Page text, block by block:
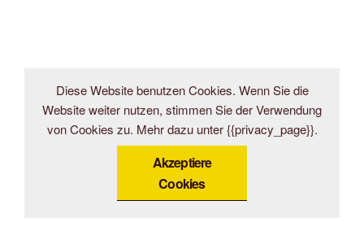
Diese Website benutzen Cookies. Wenn Sie die
Website weiter nutzen, stimmen Sie der Verwendung
von Cookies zu. Mehr dazu unter {{privacy_page}}.
Akzeptiere
Cookies